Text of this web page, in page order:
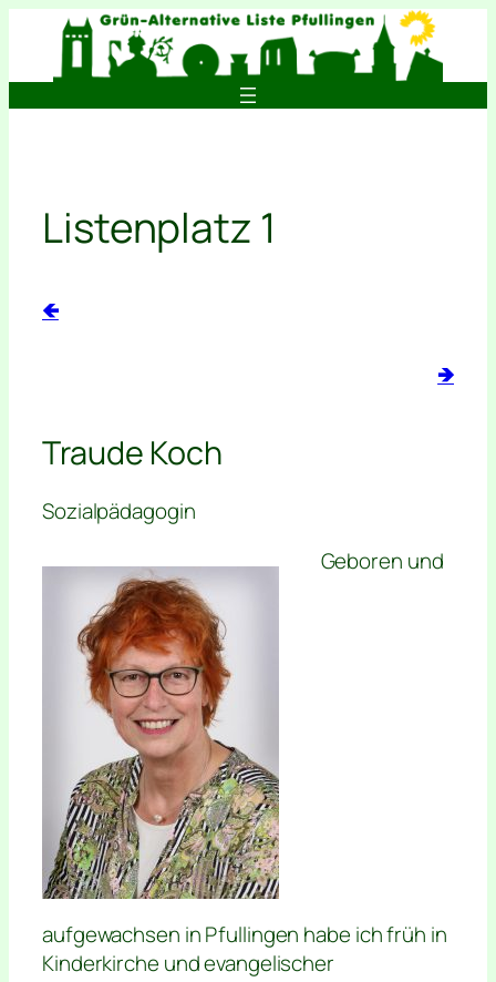
springen
Listenplatz 1
🡸
🡺
Traude Koch
Sozialpädagogin
Geboren und
aufgewachsen in Pfullingen habe ich früh in
Kinderkirche und evangelischer